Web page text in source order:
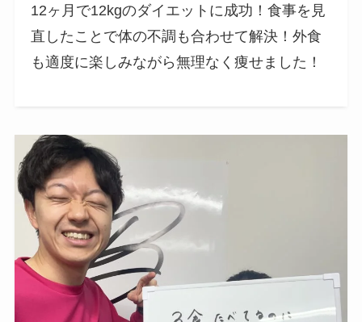
12ヶ月で12kgのダイエットに成功！食事を見
直したことで体の不調も合わせて解決！外食
も適度に楽しみながら無理なく痩せました！